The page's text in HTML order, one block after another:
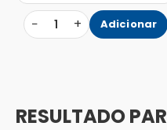
− 1 + Adicionar